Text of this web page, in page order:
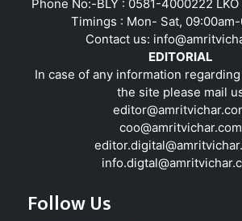
Phone No:-BLY : 0581-4000222
Timings : Mon- Sat,
Contact us:
EDITORIAL
In case of any information
the site please mail
coo@amritvichar.com
Follow Us